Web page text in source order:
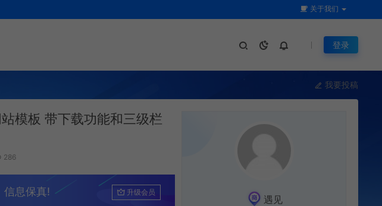
关于我们
登录
我要投稿
模板 带下载功能和三级栏
286
信息保真! 升级会员
遇见